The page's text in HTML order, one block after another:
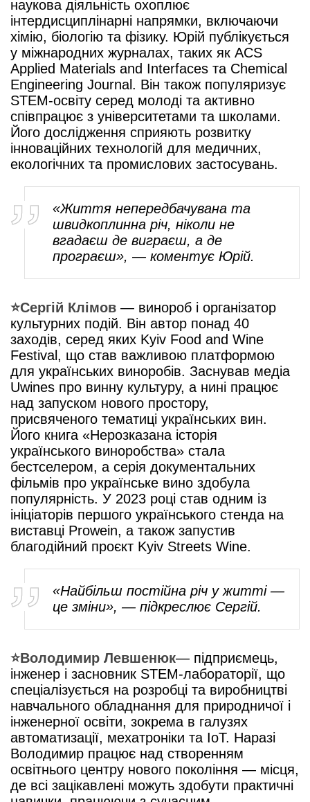
наукова діяльність охоплює
інтердисциплінарні напрямки, включаючи
хімію, біологію та фізику. Юрій публікується
у міжнародних журналах, таких як ACS
Applied Materials and Interfaces та Chemical
Engineering Journal. Він також популяризує
STEM-освіту серед молоді та активно
співпрацює з університетами та школами.
Його дослідження сприяють розвитку
інноваційних технологій для медичних,
екологічних та промислових застосувань.
«Життя непередбачувана та
швидкоплинна річ, ніколи не
вгадаєш де виграєш, а де
програєш», — коментує Юрій.
⭐️Сергій Клімов — винороб і організатор
культурних подій. Він автор понад 40
заходів, серед яких Kyiv Food and Wine
Festival, що став важливою платформою
для українських виноробів. Заснував медіа
Uwines про винну культуру, а нині працює
над запуском нового простору,
присвяченого тематиці українських вин.
Його книга «Нерозказана історія
українського виноробства» стала
бестселером, а серія документальних
фільмів про українське вино здобула
популярність. У 2023 році став одним із
ініціаторів першого українського стенда на
виставці Prowein, а також запустив
благодійний проєкт Kyiv Streets Wine.
«Найбільш постійна річ у житті —
це зміни», — підкреслює Сергій.
⭐️Володимир Левшенюк— підприємець,
інженер і засновник STEM-лабораторії, що
спеціалізується на розробці та виробництві
навчального обладнання для природничої і
інженерної освіти, зокрема в галузях
автоматизації, мехатроніки та IoT. Наразі
Володимир працює над створенням
освітнього центру нового покоління — місця,
де всі зацікавлені можуть здобути практичні